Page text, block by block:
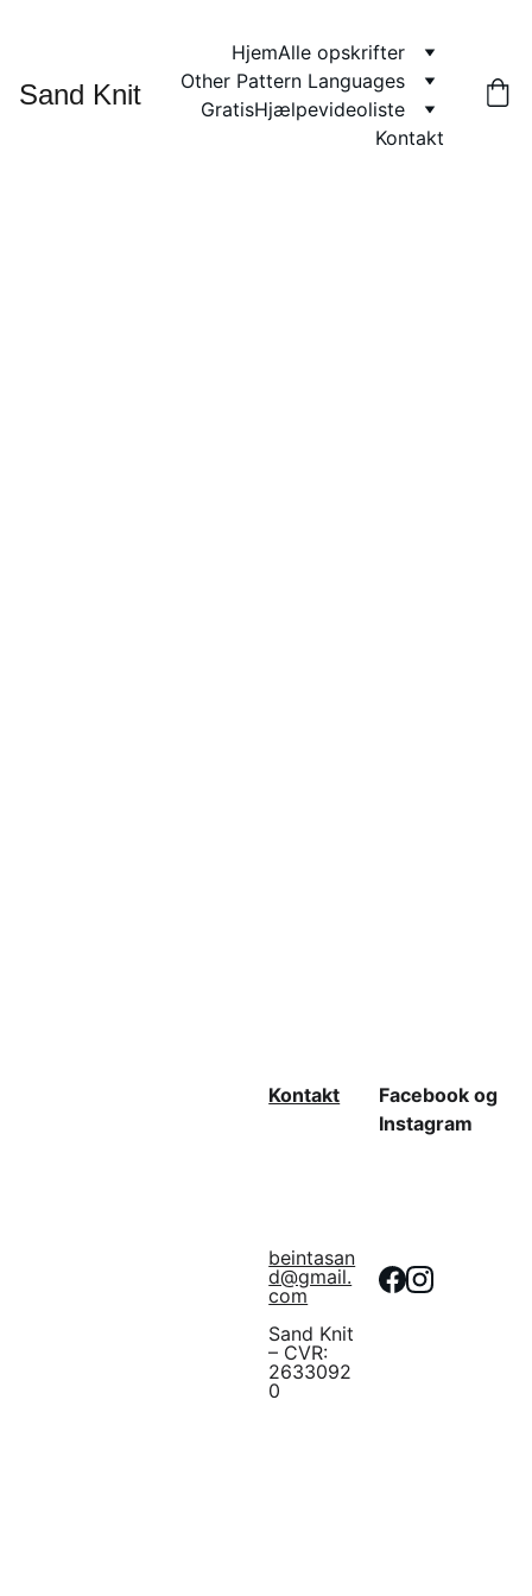
Sand Knit
HjemAlle opskrifter
Other Pattern Languages
GratisHjælpevideoliste
Kontakt
Kontakt
beintasan
d@gmail.
com
Sand Knit
– CVR:
2633092
0
Facebook og
Instagram